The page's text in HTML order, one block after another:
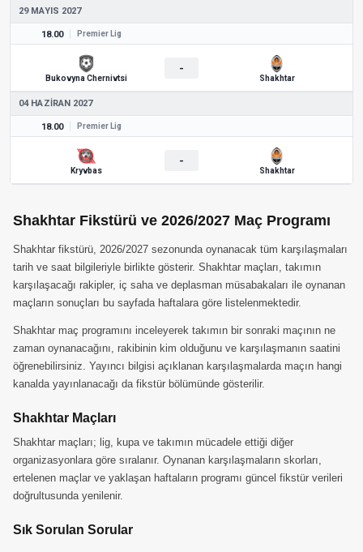
29 MAYIS 2027
18.00 Premier Lig
Bukovyna Chernivtsi
-
Shakhtar
04 HAZIRAN 2027
18.00 Premier Lig
Kryvbas
-
Shakhtar
Shakhtar Fikstürü ve 2026/2027 Maç Programı
Shakhtar fikstürü, 2026/2027 sezonunda oynanacak tüm karşılaşmaları
tarih ve saat bilgileriyle birlikte gösterir. Shakhtar maçları, takımın
karşılaşacağı rakipler, iç saha ve deplasman müsabakaları ile oynanan
maçların sonuçları bu sayfada haftalara göre listelenmektedir.
Shakhtar maç programını inceleyerek takımın bir sonraki maçının ne
zaman oynanacağını, rakibinin kim olduğunu ve karşılaşmanın saatini
öğrenebilirsiniz. Yayıncı bilgisi açıklanan karşılaşmalarda maçın hangi
kanalda yayınlanacağı da fikstür bölümünde gösterilir.
Shakhtar Maçları
Shakhtar maçları; lig, kupa ve takımın mücadele ettiği diğer
organizasyonlara göre sıralanır. Oynanan karşılaşmaların skorları,
ertelenen maçlar ve yaklaşan haftaların programı güncel fikstür verileri
doğrultusunda yenilenir.
Sık Sorulan Sorular